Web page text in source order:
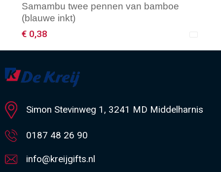
Samambu twee pennen van bamboe
(blauwe inkt)
€ 0,38
Minimale afname: 1
Simon Stevinweg 1, 3241 MD Middelharnis
0187 48 26 90
info@kreijgifts.nl